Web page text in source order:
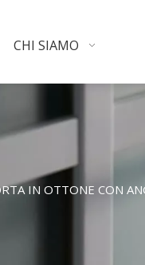
CHI SIAMO
IN OTTONE CON